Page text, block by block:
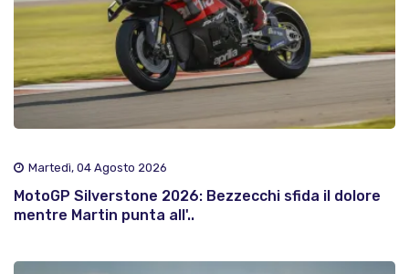
Martedì, 04 Agosto 2026
MotoGP Silverstone 2026: Bezzecchi sfida il dolore
mentre Martin punta all'..